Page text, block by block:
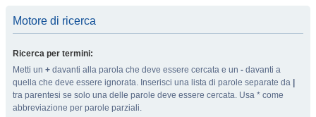
Motore di ricerca
Ricerca per termini:
Metti un + davanti alla parola che deve essere cercata e un - davanti a
quella che deve essere ignorata. Inserisci una lista di parole separate da
tra parentesi se solo una delle parole deve essere cercata. Usa * come
abbreviazione per parole parziali.